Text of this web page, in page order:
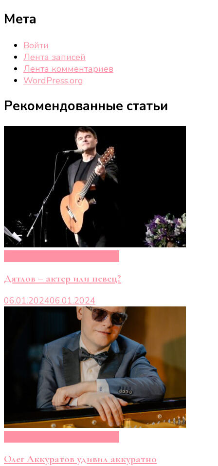
Мета
Войти
Лента записей
Лента комментариев
WordPress.org
Рекомендованные статьи
Дятлов – актер или певец?
06.01.202406.01.2024
Олег Аккуратов удивил аккуратно